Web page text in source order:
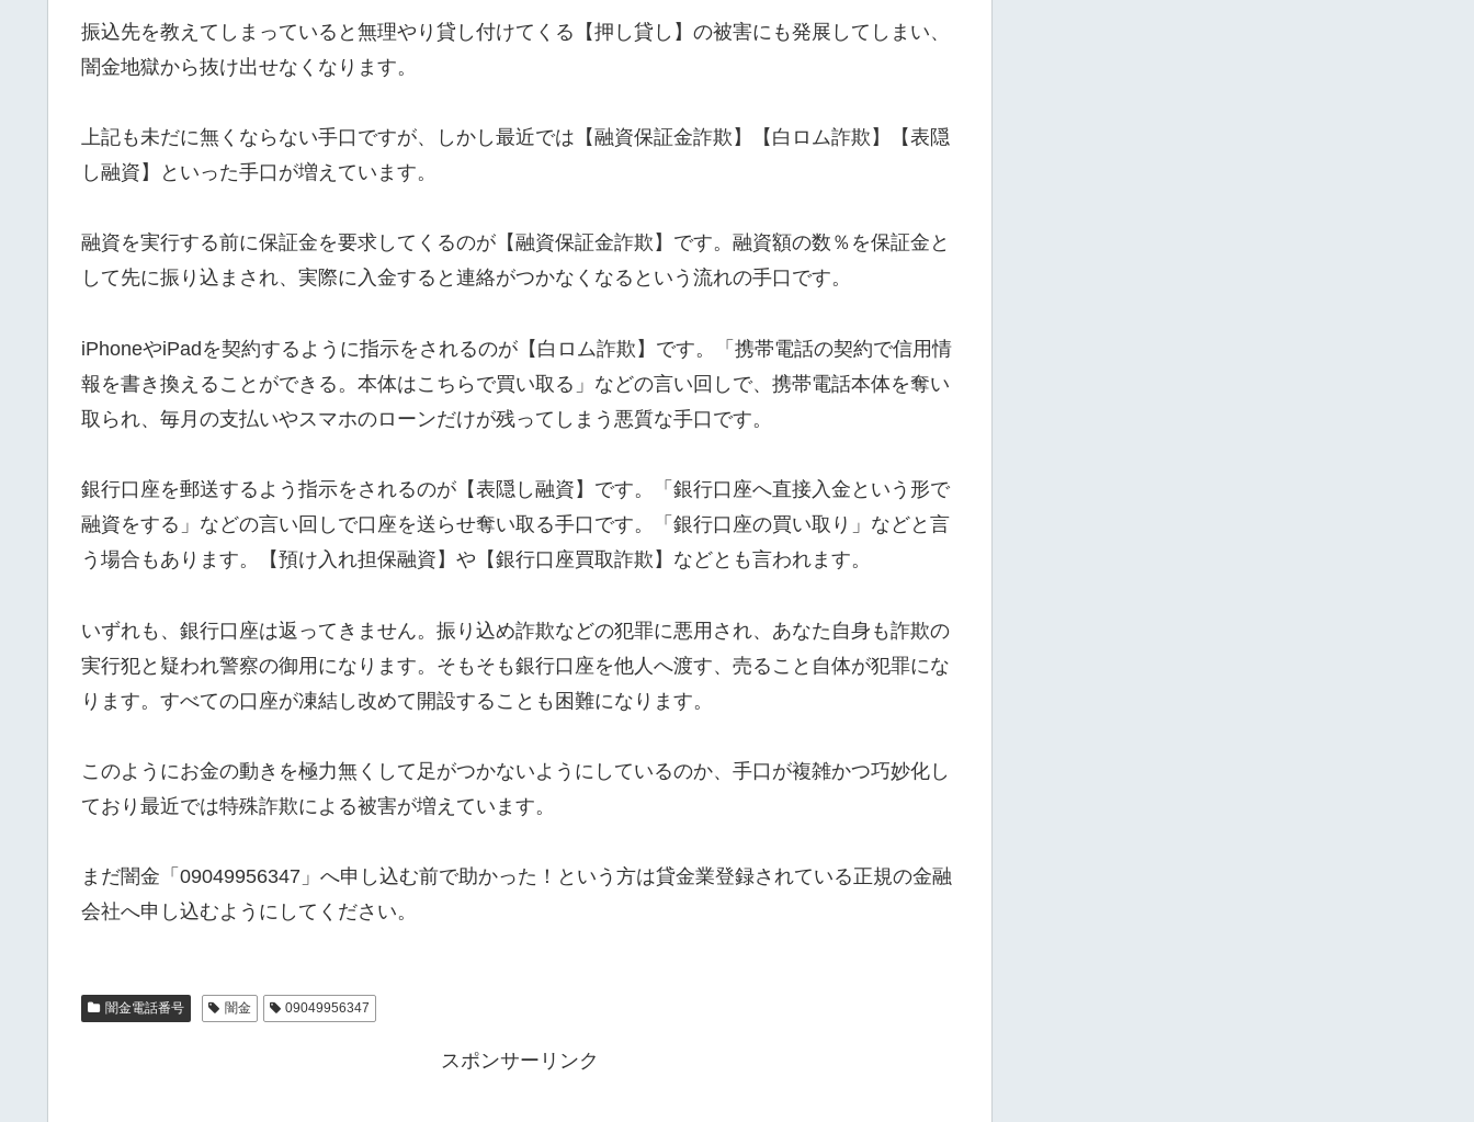
振込先を教えてしまっていると無理やり貸し付けてくる【押し貸し】の被害にも発展してしまい、
闇金地獄から抜け出せなくなります。
上記も未だに無くならない手口ですが、しかし最近では【融資保証金詐欺】【白ロム詐欺】【表隠
し融資】といった手口が増えています。
融資を実行する前に保証金を要求してくるのが【融資保証金詐欺】です。融資額の数％を保証金と
して先に振り込まされ、実際に入金すると連絡がつかなくなるという流れの手口です。
iPhoneやiPadを契約するように指示をされるのが【白ロム詐欺】です。「携帯電話の契約で信用情
報を書き換えることができる。本体はこちらで買い取る」などの言い回しで、携帯電話本体を奪い
取られ、毎月の支払いやスマホのローンだけが残ってしまう悪質な手口です。
銀行口座を郵送するよう指示をされるのが【表隠し融資】です。「銀行口座へ直接入金という形で
融資をする」などの言い回しで口座を送らせ奪い取る手口です。「銀行口座の買い取り」などと言
う場合もあります。【預け入れ担保融資】や【銀行口座買取詐欺】などとも言われます。
いずれも、銀行口座は返ってきません。振り込め詐欺などの犯罪に悪用され、あなた自身も詐欺の
実行犯と疑われ警察の御用になります。そもそも銀行口座を他人へ渡す、売ること自体が犯罪にな
ります。すべての口座が凍結し改めて開設することも困難になります。
このようにお金の動きを極力無くして足がつかないようにしているのか、手口が複雑かつ巧妙化し
ており最近では特殊詐欺による被害が増えています。
まだ闇金「09049956347」へ申し込む前で助かった！という方は貸金業登録されている正規の金融
会社へ申し込むようにしてください。
闇金電話番号 闇金 09049956347
スポンサーリンク